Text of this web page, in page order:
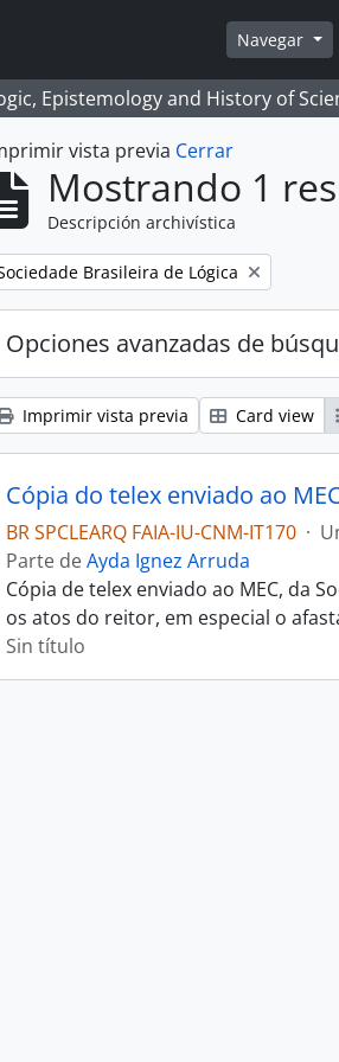
Navegar
Epistemology and History of
vista previa Cerrar
Mostrando 1
Descripción archivística
filter:Brasileira de Lógica
Opciones avanzadas de
Imprimir vista previa Card view
Cópia do telex enviado ao
BR SPCLEARQ FAIA-IU-CNM-IT170 ·
Parte deAyda Ignez Arruda
Cópia de telex enviado ao MEC, da
os atos do reitor, em especial o
Sin título